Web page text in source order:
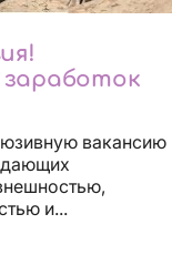
вакансию
и...